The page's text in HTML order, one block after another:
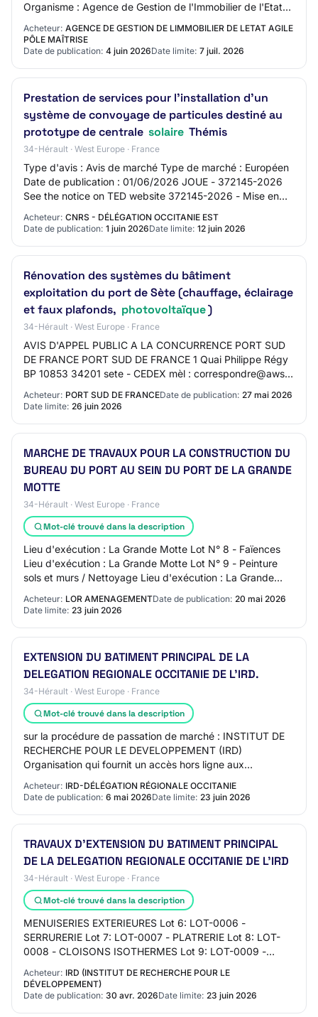
Organisme : Agence de Gestion de l'Immobilier de l'Etat
Acheteur: AGENCE DE GESTION DE LIMMOBILIER DE LETAT AGILE
PÔLE MAÎTRISE
Date de publication: 4 juin 2026Date limite: 7 juil. 2026
Prestation de services pour l'installation d'un
système de convoyage de particules destiné au
prototype de centrale solaire Thémis
34-Hérault · West Europe · France
Type d'avis : Avis de marché Type de marché : Européen
Date de publication : 01/06/2026 JOUE - 372145-2026
See the notice on TED website 372145-2026 - Mise en
concurrence 372145-2026 372145-2026 - Mi…
Acheteur: CNRS - DÉLÉGATION OCCITANIE EST
Date de publication: 1 juin 2026Date limite: 12 juin 2026
Rénovation des systèmes du bâtiment
exploitation du port de Sète (chauffage, éclairage
et faux plafonds, photovoltaïque)
34-Hérault · West Europe · France
AVIS D'APPEL PUBLIC A LA CONCURRENCE PORT SUD
DE FRANCE PORT SUD DE FRANCE 1 Quai Philippe Régy
BP 10853 34201 sete - CEDEX mèl : correspondre@aws-
Acheteur: PORT SUD DE FRANCEDate de publication: 27 mai 2026
Date limite: 26 juin 2026
MARCHE DE TRAVAUX POUR LA CONSTRUCTION DU
BUREAU DU PORT AU SEIN DU PORT DE LA GRANDE
MOTTE
34-Hérault · West Europe · France
Mot-clé trouvé dans la description
Lieu d'exécution : La Grande Motte Lot N° 8 - Faïences
Lieu d'exécution : La Grande Motte Lot N° 9 - Peinture
sols et murs / Nettoyage Lieu d'exécution : La Grande
Acheteur: LOR AMENAGEMENTDate de publication: 20 mai 2026
Date limite: 23 juin 2026
EXTENSION DU BATIMENT PRINCIPAL DE LA
DELEGATION REGIONALE OCCITANIE DE L'IRD.
34-Hérault · West Europe · France
Mot-clé trouvé dans la description
sur la procédure de passation de marché : INSTITUT DE
RECHERCHE POUR LE DEVELOPPEMENT (IRD)
Organisation qui fournit un accès hors ligne aux
documents de marché : INSTITUT DE RECHERCHE POUR
LE DEVELO…
Acheteur: IRD-DÉLÉGATION RÉGIONALE OCCITANIE
Date de publication: 6 mai 2026Date limite: 23 juin 2026
TRAVAUX D’EXTENSION DU BATIMENT PRINCIPAL
DE LA DELEGATION REGIONALE OCCITANIE DE L’IRD
34-Hérault · West Europe · France
Mot-clé trouvé dans la description
MENUISERIES EXTERIEURES Lot 6: LOT-0006 -
SERRURERIE Lot 7: LOT-0007 - PLATRERIE Lot 8: LOT-
0008 - CLOISONS ISOTHERMES Lot 9: LOT-0009 -
MENUISERIES INTERIEURES Lot 10: LOT-0010 -
REVETEMENTS DE SOLS…
Acheteur: IRD (INSTITUT DE RECHERCHE POUR LE
DÉVELOPPEMENT)
Date de publication: 30 avr. 2026Date limite: 23 juin 2026